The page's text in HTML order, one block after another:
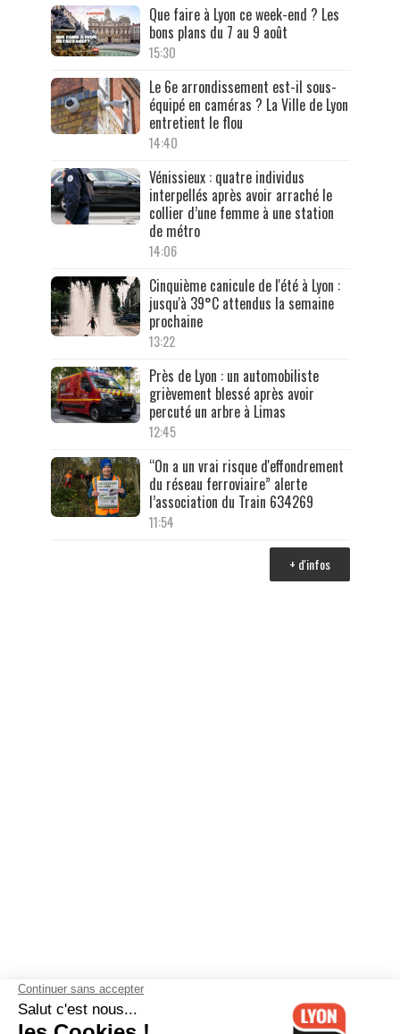
Que faire à Lyon ce week-end ? Les
bons plans du 7 au 9 août
15:30
Le 6e arrondissement est-il sous-
équipé en caméras ? La Ville de Lyon
entretient le flou
14:40
Vénissieux : quatre individus
interpellés après avoir arraché le
collier d’une femme à une station
de métro
14:06
Cinquième canicule de l'été à Lyon :
jusqu'à 39°C attendus la semaine
prochaine
13:22
Près de Lyon : un automobiliste
grièvement blessé après avoir
percuté un arbre à Limas
12:45
“On a un vrai risque d'effondrement
du réseau ferroviaire” alerte
l’association du Train 634269
11:54
+ d'infos